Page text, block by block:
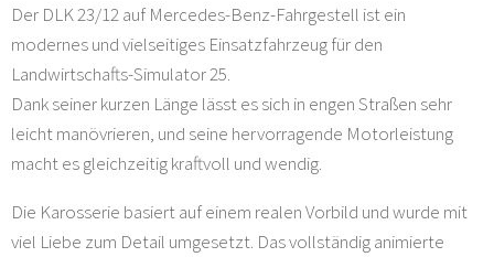
Der DLK 23/12 auf Mercedes-Benz-Fahrgestell ist ein
modernes und vielseitiges Einsatzfahrzeug für den
Landwirtschafts-Simulator 25.
Dank seiner kurzen Länge lässt es sich in engen Straßen sehr
leicht manövrieren, und seine hervorragende Motorleistung
macht es gleichzeitig kraftvoll und wendig.
Die Karosserie basiert auf einem realen Vorbild und wurde mit
viel Liebe zum Detail umgesetzt. Das vollständig animierte